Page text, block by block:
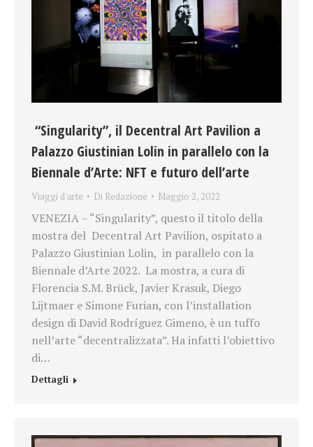
“Singularity”, il Decentral Art Pavilion a
Palazzo Giustinian Lolin in parallelo con la
Biennale d’Arte: NFT e futuro dell’arte
Viaggi d'arte Di Redazione Maggio 2, 2022
VENEZIA – “Singularity”, questo il titolo della
mostra del Decentral Art Pavilion, ospitato a
Palazzo Giustinian Lolin, in parallelo con la
Biennale d’Arte 2022. La mostra, a cura di
Florencia S.M. Brück, Javier Krasuk, Diego
Lijtmaer e Simone Furian, con l’installation
design di David Rodríguez Gimeno, è un tuffo
nell’arte “decentralizzata”. Ha infatti l’obiettivo
di…
Dettagli